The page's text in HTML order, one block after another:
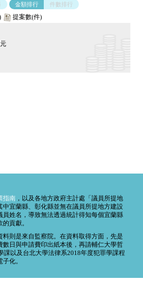
金額排行 件數排行
提案數(件)
元
指南 ，以及各地方政府主計處「議員所提地
中宜蘭縣、彰化縣並無在議員所提地方建設
員姓名，導致無法透過統計得知每個宜蘭縣
貢獻。
料則是來自監察院。在資料取得方面，先是
數日與申請費印出紙本後，再請輔仁大學哲
課以及台北大學法律系2018年度犯罪學課程
化。